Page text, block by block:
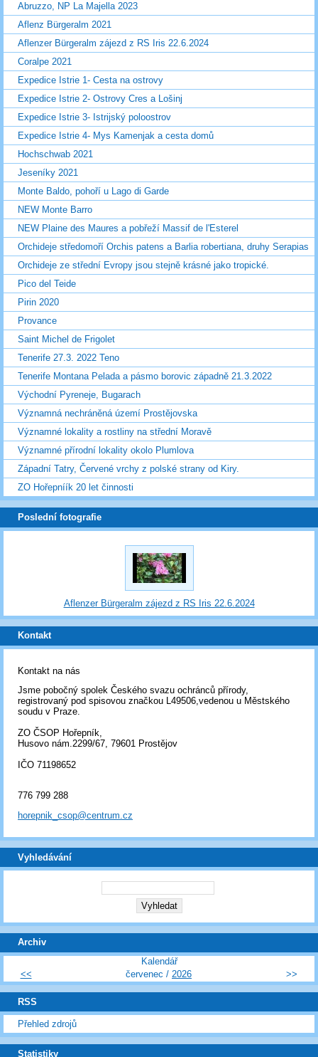
Abruzzo, NP La Majella 2023
Aflenz Bürgeralm 2021
Aflenzer Bürgeralm zájezd z RS Iris 22.6.2024
Coralpe 2021
Expedice Istrie 1- Cesta na ostrovy
Expedice Istrie 2- Ostrovy Cres a Lošinj
Expedice Istrie 3- Istrijský poloostrov
Expedice Istrie 4- Mys Kamenjak a cesta domů
Hochschwab 2021
Jeseníky 2021
Monte Baldo, pohoří u Lago di Garde
NEW Monte Barro
NEW Plaine des Maures a pobřeží Massif de l'Esterel
Orchideje středomoří Orchis patens a Barlia robertiana, druhy Serapias
Orchideje ze střední Evropy jsou stejně krásné jako tropické.
Pico del Teide
Pirin 2020
Provance
Saint Michel de Frigolet
Tenerife 27.3. 2022 Teno
Tenerife Montana Pelada a pásmo borovic západně 21.3.2022
Východní Pyreneje, Bugarach
Významná nechráněná území Prostějovska
Významné lokality a rostliny na střední Moravě
Významné přírodní lokality okolo Plumlova
Západní Tatry, Červené vrchy z polské strany od Kiry.
ZO Hořepníík 20 let činnosti
Poslední fotografie
Aflenzer Bürgeralm zájezd z RS Iris 22.6.2024
Kontakt
Kontakt na nás
Jsme pobočný spolek Českého svazu ochránců přírody,
registrovaný pod spisovou značkou L49506,vedenou u Městského
soudu v Praze.
ZO ČSOP Hořepník,
Husovo nám.2299/67, 79601 Prostějov
IČO 71198652
776 799 288
horepnik_csop@centrum.cz
Vyhledávání
Archiv
Kalendář
<<
červenec / 2026 >>
RSS
Přehled zdrojů
Statistiky